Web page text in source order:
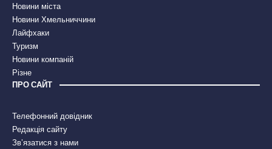
Новини міста
Новини Хмельниччини
Лайфхаки
Туризм
Новини компаній
Різне
ПРО САЙТ
Телефонний довідник
Редакція сайту
Зв’язатися з нами